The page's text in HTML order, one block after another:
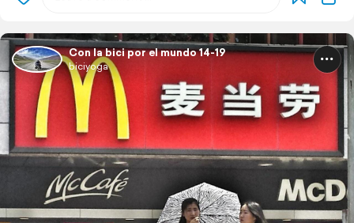
Con la bici por el mundo 14-19
biciyoga